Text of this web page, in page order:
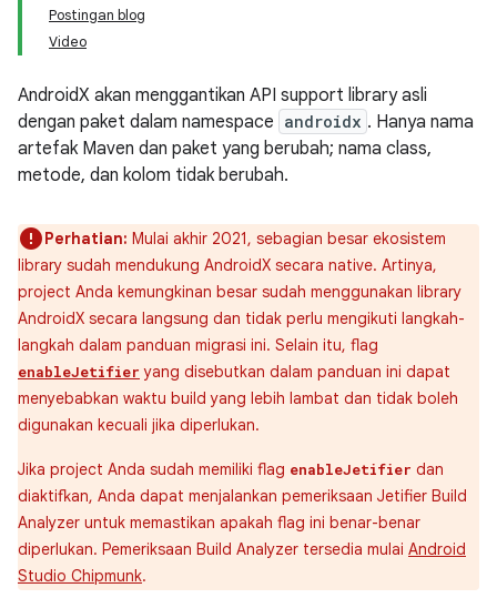
Postingan blog
Video
AndroidX akan menggantikan API support library asli
dengan paket dalam namespace androidx . Hanya nama
artefak Maven dan paket yang berubah; nama class,
metode, dan kolom tidak berubah.
Perhatian: Mulai akhir 2021, sebagian besar ekosistem
library sudah mendukung AndroidX secara native. Artinya,
project Anda kemungkinan besar sudah menggunakan library
AndroidX secara langsung dan tidak perlu mengikuti langkah-
langkah dalam panduan migrasi ini. Selain itu, flag
enableJetifier yang disebutkan dalam panduan ini dapat
menyebabkan waktu build yang lebih lambat dan tidak boleh
digunakan kecuali jika diperlukan.
Jika project Anda sudah memiliki flag enableJetifier dan
diaktifkan, Anda dapat menjalankan pemeriksaan Jetifier Build
Analyzer untuk memastikan apakah flag ini benar-benar
diperlukan. Pemeriksaan Build Analyzer tersedia mulai Android
Studio Chipmunk.